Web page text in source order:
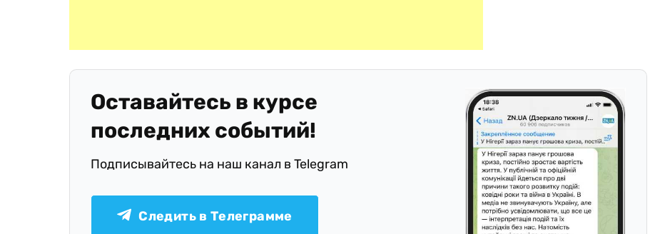
Оставайтесь в курсе
последних событий!
Подписывайтесь на наш канал в Telegram
Следить в Телеграмме